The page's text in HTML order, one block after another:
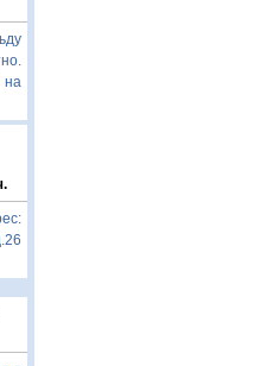
на